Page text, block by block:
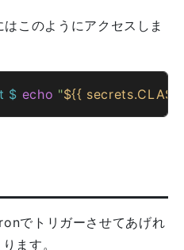
このようにアクセスしま
$ echo "${{
でトリガーさせてあげれ
ます。